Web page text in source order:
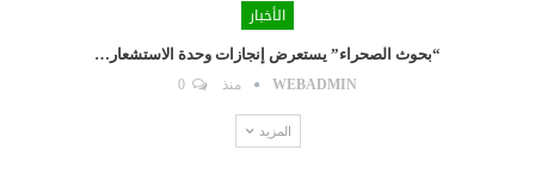
الأخبار
“بحوث الصحراء” يستعرض إنجازات وحدة الاستشعار…
WEBADMIN منذ
المزيد